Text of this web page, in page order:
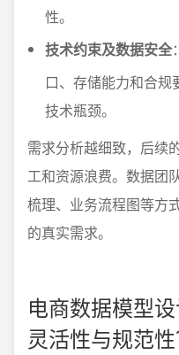
性。
技术约束及数据安全
口、存储能力和合规
技术瓶颈。
需求分析越细致，后续
工和资源浪费。数据团
梳理、业务流程图等方
的真实需求。
电商数据模型
灵活性与规范性